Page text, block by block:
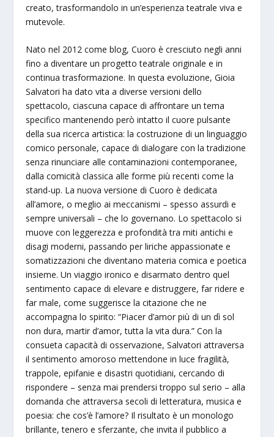
creato, trasformandolo in un’esperienza teatrale viva e
mutevole.
Nato nel 2012 come blog, Cuoro è cresciuto negli anni
fino a diventare un progetto teatrale originale e in
continua trasformazione. In questa evoluzione, Gioia
Salvatori ha dato vita a diverse versioni dello
spettacolo, ciascuna capace di affrontare un tema
specifico mantenendo però intatto il cuore pulsante
della sua ricerca artistica: la costruzione di un linguaggio
comico personale, capace di dialogare con la tradizione
senza rinunciare alle contaminazioni contemporanee,
dalla comicità classica alle forme più recenti come la
stand-up. La nuova versione di Cuoro è dedicata
all’amore, o meglio ai meccanismi – spesso assurdi e
sempre universali – che lo governano. Lo spettacolo si
muove con leggerezza e profondità tra miti antichi e
disagi moderni, passando per liriche appassionate e
somatizzazioni che diventano materia comica e poetica
insieme. Un viaggio ironico e disarmato dentro quel
sentimento capace di elevare e distruggere, far ridere e
far male, come suggerisce la citazione che ne
accompagna lo spirito: “Piacer d’amor più di un dì sol
non dura, martir d’amor, tutta la vita dura.” Con la
consueta capacità di osservazione, Salvatori attraversa
il sentimento amoroso mettendone in luce fragilità,
trappole, epifanie e disastri quotidiani, cercando di
rispondere – senza mai prendersi troppo sul serio – alla
domanda che attraversa secoli di letteratura, musica e
poesia: che cos’è l’amore? Il risultato è un monologo
brillante, tenero e sferzante, che invita il pubblico a